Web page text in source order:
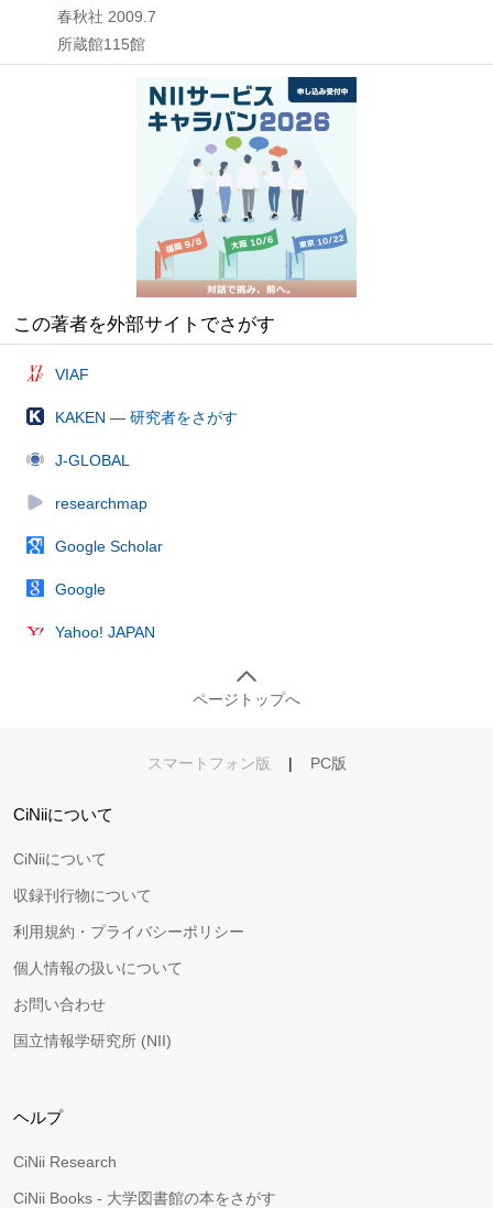
春秋社 2009.7
所蔵館115館
この著者を外部サイトでさがす
VIAF
KAKEN — 研究者をさがす
J-GLOBAL
researchmap
Google Scholar
Google
Yahoo! JAPAN
ページトップへ
スマートフォン版 | PC版
CiNiiについて
CiNiiについて
収録刊行物について
利用規約・プライバシーポリシー
個人情報の扱いについて
お問い合わせ
国立情報学研究所 (NII)
ヘルプ
CiNii Research
CiNii Books - 大学図書館の本をさがす